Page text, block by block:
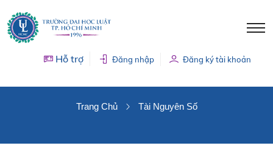
Hỗ trợ Đăng nhập Đăng ký tài khoản
Trang Chủ Tài Nguyên Số